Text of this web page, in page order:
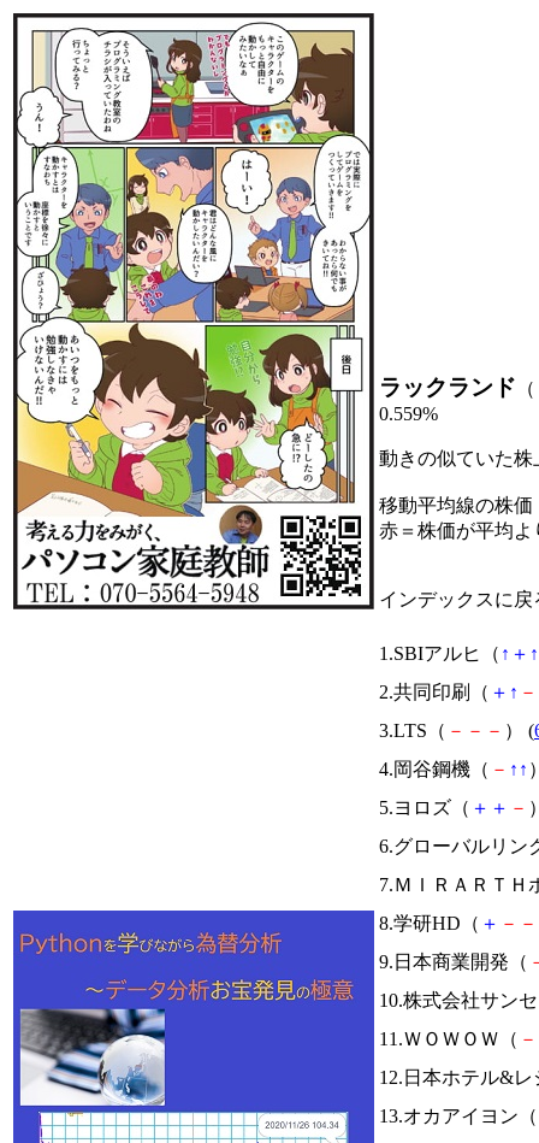
ラックランド （
0.559%
動きの似ていた
移動平均線の株価
赤＝株価が平均
インデックスに戻
1.SBIアルヒ（ ↑ ＋ ↑
2.共同印刷（ ＋ ↑ －
3.LTS（ － － － ） (
4.岡谷鋼機（ － ↑ ↑
5.ヨロズ（ ＋ ＋ －
6.グローバルリン
7.ＭＩＲＡＲＴＨ
8.学研HD（ ＋ － －
9.日本商業開発（
10.株式会社サン
11.ＷＯＷＯＷ（ －
12.日本ホテル&
13.オカアイヨン（